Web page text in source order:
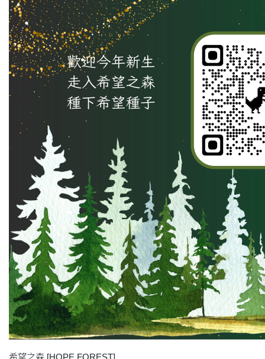
希望之森 [HOPE FOREST]